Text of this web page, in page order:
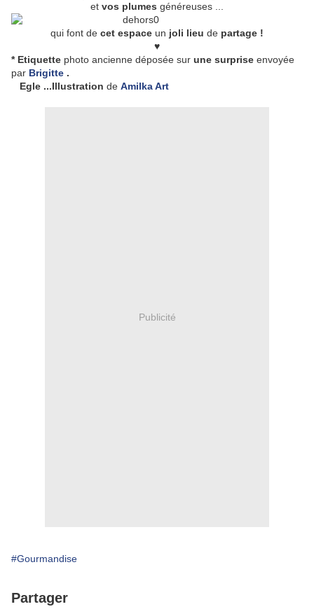
et vos plumes généreuses ...
qui font de cet espace un joli lieu de partage !
♥
* Etiquette photo ancienne déposée sur une surprise envoyée
par Brigitte .
Egle ...Illustration de Amilka Art
Publicité
#Gourmandise
Partager